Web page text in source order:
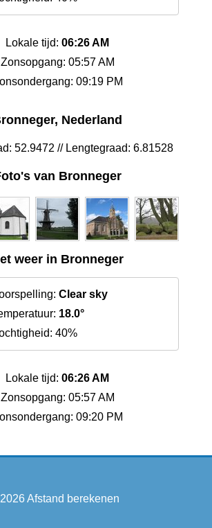
Lokale tijd: 06:26 AM
Zonsopgang: 05:57 AM
09:19 PM
Nederland
52.9472 // Lengtegraad: 6.81528
van Bronneger
weer in Bronneger
Clear sky
18.0°
40%
Lokale tijd: 06:26 AM
Zonsopgang: 05:57 AM
09:20 PM
Afstand berekenen